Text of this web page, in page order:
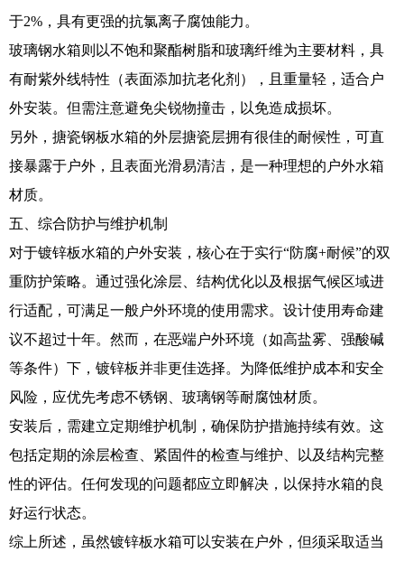
于2%，具有更强的抗氯离子腐蚀能力。
玻璃钢水箱则以不饱和聚酯树脂和玻璃纤维为主要材料，具
有耐紫外线特性（表面添加抗老化剂），且重量轻，适合户
外安装。但需注意避免尖锐物撞击，以免造成损坏。
另外，搪瓷钢板水箱的外层搪瓷层拥有很佳的耐候性，可直
接暴露于户外，且表面光滑易清洁，是一种理想的户外水箱
材质。
五、综合防护与维护机制
对于镀锌板水箱的户外安装，核心在于实行“防腐+耐候”的双
重防护策略。通过强化涂层、结构优化以及根据气候区域进
行适配，可满足一般户外环境的使用需求。设计使用寿命建
议不超过十年。然而，在恶端户外环境（如高盐雾、强酸碱
等条件）下，镀锌板并非更佳选择。为降低维护成本和安全
风险，应优先考虑不锈钢、玻璃钢等耐腐蚀材质。
安装后，需建立定期维护机制，确保防护措施持续有效。这
包括定期的涂层检查、紧固件的检查与维护、以及结构完整
性的评估。任何发现的问题都应立即解决，以保持水箱的良
好运行状态。
综上所述，虽然镀锌板水箱可以安装在户外，但须采取适当